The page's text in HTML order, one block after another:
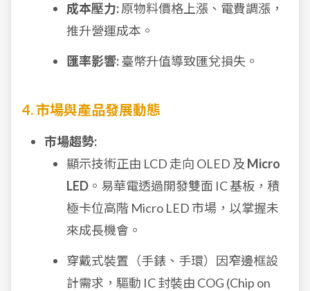
成本壓力:原物料價格上漲、電費調漲，
推升營運成本。
匯率影響:臺幣升值導致匯兌損失。
4. 市場與產品發展動態
市場趨勢:
顯示技術正由 LCD 走向 OLED 及 Micro
LED 。易華電透過開發雙面 IC 基板，積
極卡位高階 Micro LED 市場，以掌握未
來成長機會。
穿戴式裝置（手錶、手環）因窄邊框設
計需求，驅動 IC 封裝由 COG (Chip on